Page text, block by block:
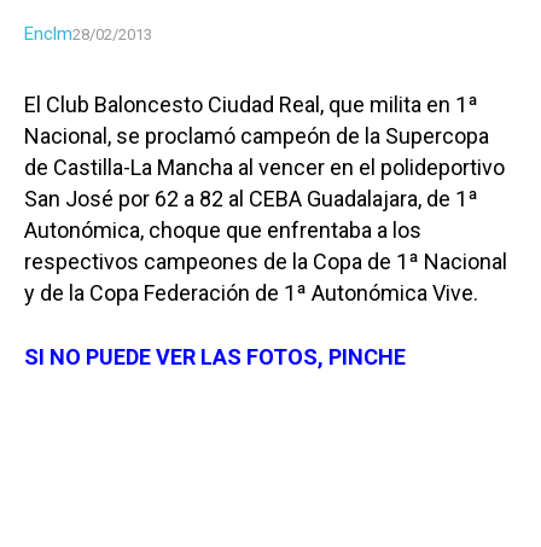
Enclm28/02/2013
El Club Baloncesto Ciudad Real, que milita en 1ª
Nacional, se proclamó campeón de la Supercopa
de Castilla-La Mancha al vencer en el polideportivo
San José por 62 a 82 al CEBA Guadalajara, de 1ª
Autonómica, choque que enfrentaba a los
respectivos campeones de la Copa de 1ª Nacional
y de la Copa Federación de 1ª Autonómica Vive.
SI NO PUEDE VER LAS FOTOS, PINCHE